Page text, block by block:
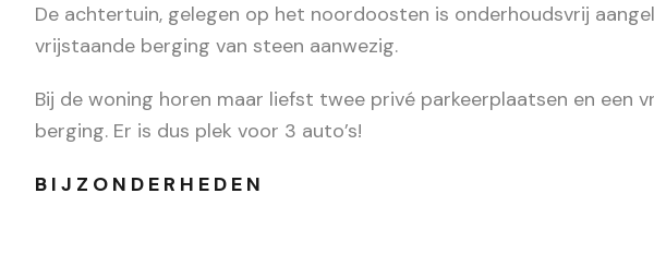
De achtertuin, gelegen op het noordoosten is onderhoudsvrij
vrijstaande berging van steen aanwezig.
Bij de woning horen maar liefst twee privé parkeerplaatsen en een
berging. Er is dus plek voor 3 auto’s!
B I J Z O N D E R H E D E N